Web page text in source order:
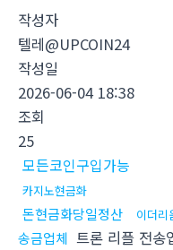
작성자
텔레@UPCOIN24
작성일
2026-06-04 18:38
조회
25
모든코인구입가능
카지노현금화
돈현금화당일정산 이더리
송금업체 트론 리플 전송